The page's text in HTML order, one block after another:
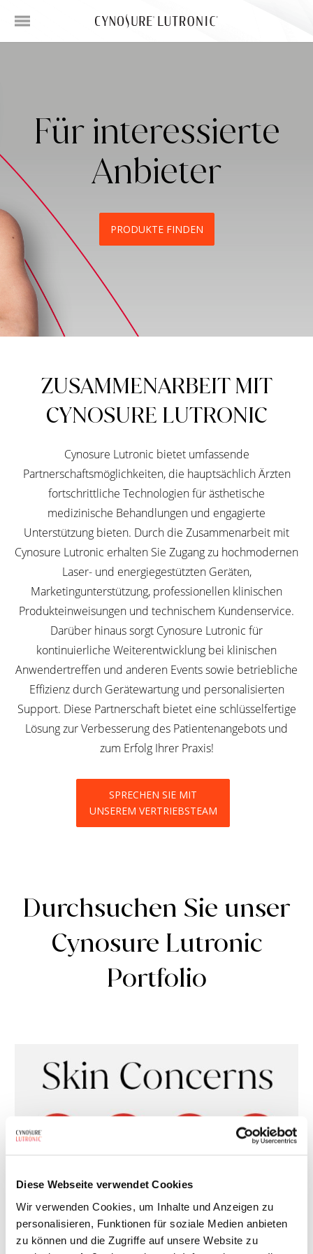
Diese Webseite verwendet Cookies
Wir verwenden Cookies, um Inhalte und Anzeigen zu
personalisieren, Funktionen für soziale Medien anbieten
zu können und die Zugriffe auf unsere Website zu
Für interessierte
Anbieter
PRODUKTE FINDEN
ZUSAMMENARBEIT MIT
CYNOSURE LUTRONIC
Cynosure Lutronic bietet umfassende
Partnerschaftsmöglichkeiten, die hauptsächlich Ärzten
fortschrittliche Technologien für ästhetische
medizinische Behandlungen und engagierte
Unterstützung bieten. Durch die Zusammenarbeit mit
Cynosure Lutronic erhalten Sie Zugang zu hochmodernen
Laser- und energiegestützten Geräten,
Marketingunterstützung, professionellen klinischen
Produkteinweisungen und technischem Kundenservice.
Darüber hinaus sorgt Cynosure Lutronic für
kontinuierliche Weiterentwicklung bei klinischen
Anwendertreffen und anderen Events sowie betriebliche
Effizienz durch Gerätewartung und personalisierten
Support. Diese Partnerschaft bietet eine schlüsselfertige
Lösung zur Verbesserung des Patientenangebots und
zum Erfolg Ihrer Praxis!
SPRECHEN SIE MIT
UNSEREM VERTRIEBSTEAM
Durchsuchen Sie unser
Cynosure Lutronic
Portfolio